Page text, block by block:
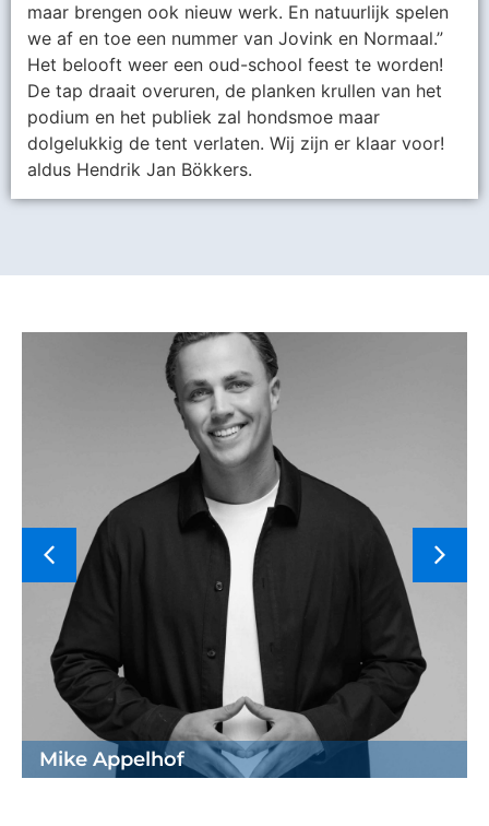
maar brengen ook nieuw werk. En natuurlijk spelen
we af en toe een nummer van Jovink en Normaal.”
Het belooft weer een oud-school feest te worden!
De tap draait overuren, de planken krullen van het
podium en het publiek zal hondsmoe maar
dolgelukkig de tent verlaten. Wij zijn er klaar voor!
aldus Hendrik Jan Bökkers.
Mike Appelhof